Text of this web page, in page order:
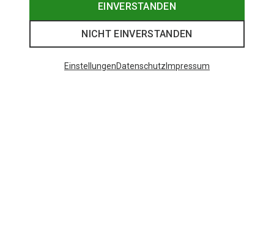
EINVERSTANDEN
NICHT EINVERSTANDEN
EinstellungenDatenschutz Impressum